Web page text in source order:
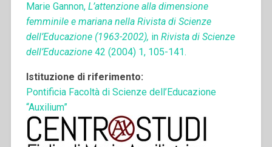
Marie Gannon, L’attenzione alla dimensione
femminile e mariana nella Rivista di Scienze
dell’Educazione (1963-2002), in Rivista di Scienze
dell’Educazione 42 (2004) 1, 105-141.
Istituzione di riferimento:
Pontificia Facoltà di Scienze dell’Educazione
“Auxilium”